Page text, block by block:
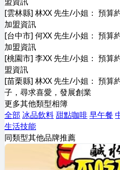
[雲林縣] 林XX 先生/小姐： 預算
加盟資訊
[台中市] 何XX 先生/小姐： 預算
加盟資訊
[桃園市] 李XX 先生/小姐： 預算
盟資訊
[苗栗縣] 林XX 先生/小姐： 預算
子，尋求喜愛，發展創業
更多其他類型相簿
全部 冰品飲料甜點咖啡早午餐
生活技能
同類型其他品牌推薦